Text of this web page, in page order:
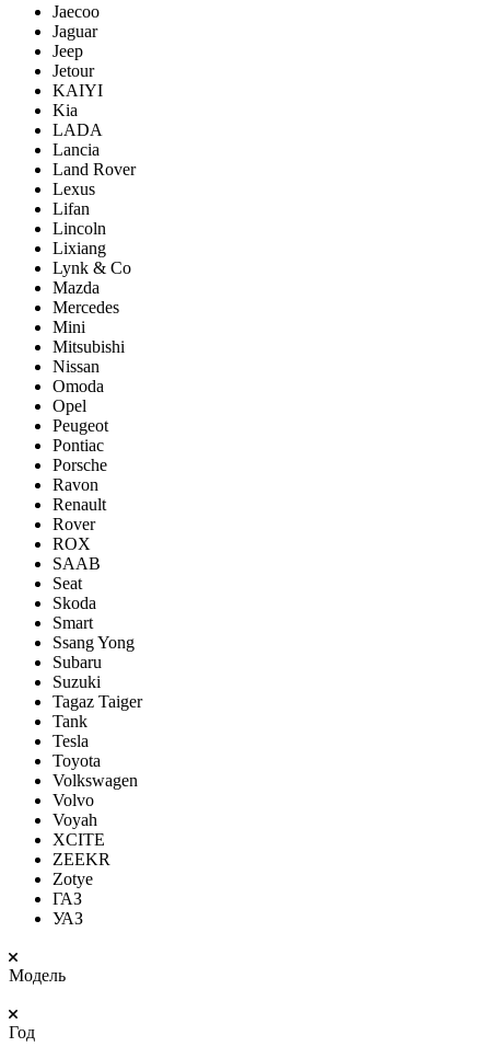
Jaecoo
Jaguar
Jeep
Jetour
KAIYI
Kia
LADA
Lancia
Land Rover
Lexus
Lifan
Lincoln
Lixiang
Lynk & Co
Mazda
Mercedes
Mini
Mitsubishi
Nissan
Omoda
Opel
Peugeot
Pontiac
Porsсhe
Ravon
Renault
Rover
ROX
SAAB
Seat
Skoda
Smart
Ssang Yong
Subaru
Suzuki
Tagaz Taiger
Tank
Tesla
Toyota
Volkswagen
Volvo
Voyah
XCITE
ZEEKR
Zotye
ГАЗ
УАЗ
Модель
Год